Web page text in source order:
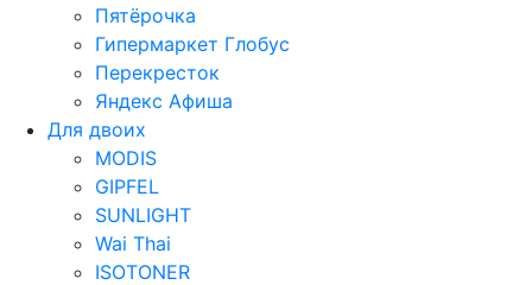
Пятёрочка
Гипермаркет Глобус
Перекресток
Яндекс Афиша
Для двоих
MODIS
GIPFEL
SUNLIGHT
Wai Thai
ISOTONER